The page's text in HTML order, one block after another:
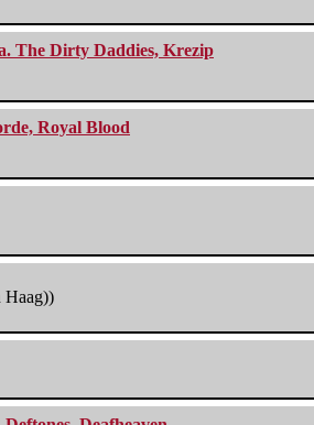
The Dirty Daddies, Krezip
Royal Blood
Haag))